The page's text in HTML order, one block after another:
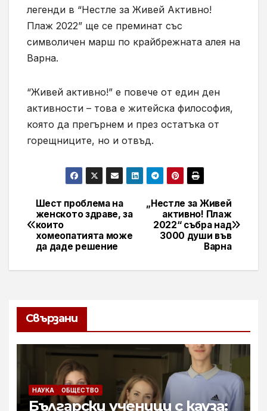
легенди в “Нестле за Живей Активно!
Плаж 2022” ще се преминат със
символичен марш по крайбрежната алея на
Варна.
“Живей активно!” е повече от един ден
активности – това е житейска философия,
която да прегърнем и през остатъка от
горещниците, но и отвъд.
Навигация
„Нестле за Живей
активно! Плаж
2022“ събра над
3000 души във
Варна
Шест проблема на
женското здраве, за
които
хомеопатията може
да даде решение
Свързани
НАУКА ОБЩЕСТВО
Български ученици с кауза: